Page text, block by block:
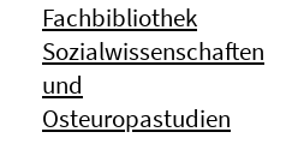
Fachbibliothek
Sozialwissenschaften
und
Osteuropastudien